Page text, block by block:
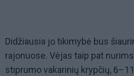
Didžiausia jo tikimybė bus
rajonuose. Vėjas taip pat
stiprumo vakarinių krypčių,